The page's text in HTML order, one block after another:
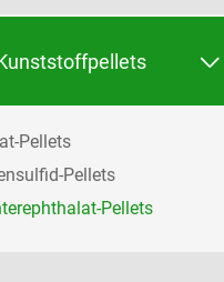

Pellets
Pellets
Pellets